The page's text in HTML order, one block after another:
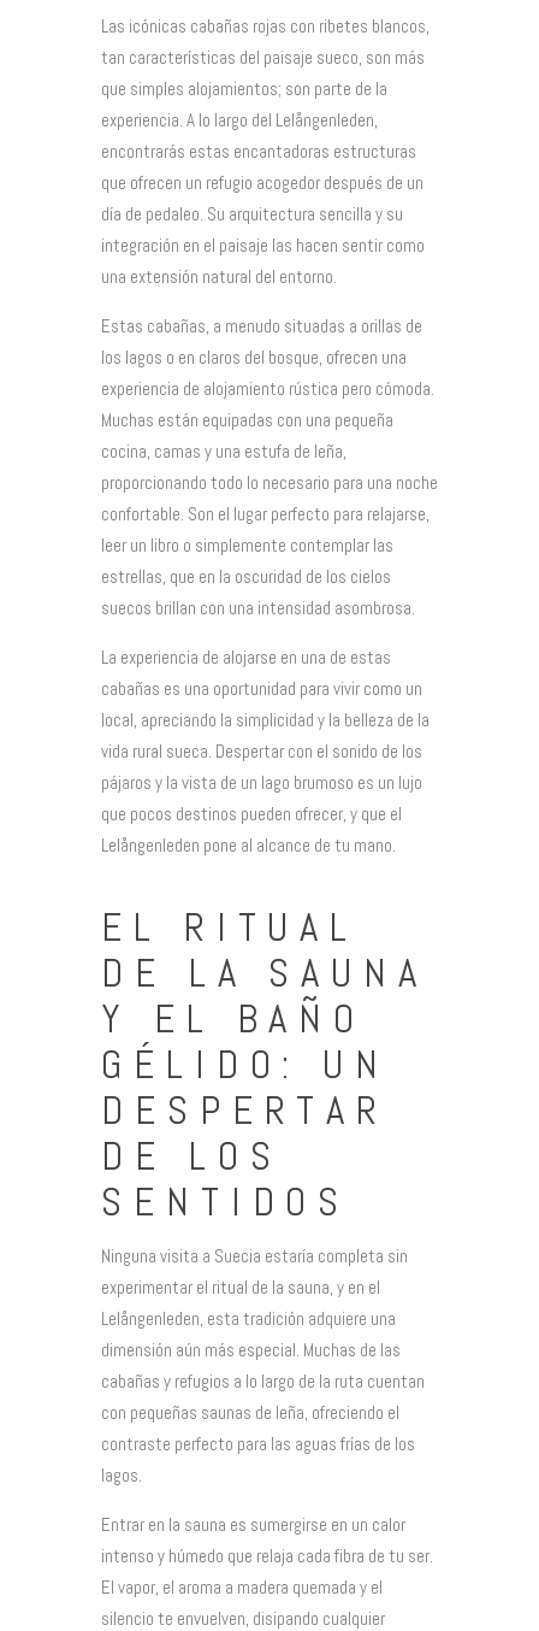
Las icónicas cabañas rojas con ribetes blancos,
tan características del paisaje sueco, son más
que simples alojamientos; son parte de la
experiencia. A lo largo del Lelångenleden,
encontrarás estas encantadoras estructuras
que ofrecen un refugio acogedor después de un
día de pedaleo. Su arquitectura sencilla y su
integración en el paisaje las hacen sentir como
una extensión natural del entorno.
Estas cabañas, a menudo situadas a orillas de
los lagos o en claros del bosque, ofrecen una
experiencia de alojamiento rústica pero cómoda.
Muchas están equipadas con una pequeña
cocina, camas y una estufa de leña,
proporcionando todo lo necesario para una noche
confortable. Son el lugar perfecto para relajarse,
leer un libro o simplemente contemplar las
estrellas, que en la oscuridad de los cielos
suecos brillan con una intensidad asombrosa.
La experiencia de alojarse en una de estas
cabañas es una oportunidad para vivir como un
local, apreciando la simplicidad y la belleza de la
vida rural sueca. Despertar con el sonido de los
pájaros y la vista de un lago brumoso es un lujo
que pocos destinos pueden ofrecer, y que el
Lelångenleden pone al alcance de tu mano.
EL RITUAL
DE LA SAUNA
Y EL BAÑO
GÉLIDO: UN
DESPERTAR
DE LOS
SENTIDOS
Ninguna visita a Suecia estaría completa sin
experimentar el ritual de la sauna, y en el
Lelångenleden, esta tradición adquiere una
dimensión aún más especial. Muchas de las
cabañas y refugios a lo largo de la ruta cuentan
con pequeñas saunas de leña, ofreciendo el
contraste perfecto para las aguas frías de los
lagos.
Entrar en la sauna es sumergirse en un calor
intenso y húmedo que relaja cada fibra de tu ser.
El vapor, el aroma a madera quemada y el
silencio te envuelven, disipando cualquier